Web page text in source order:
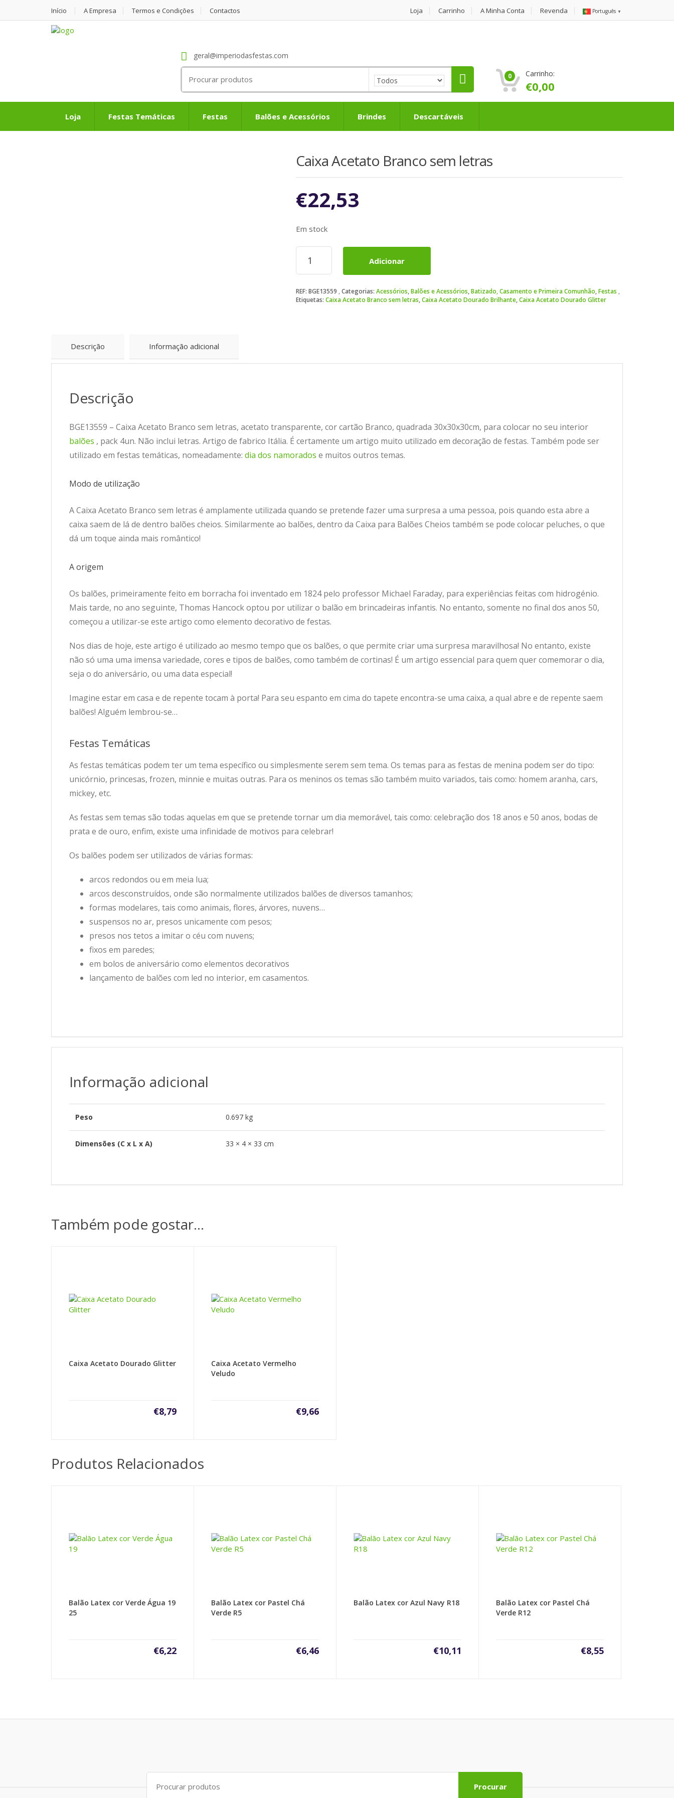
Início A Empresa Termos e Condições Contactos Loja Carrinho A Minha Conta Revenda Português ▼
geral@imperiodasfestas.com
for:
0 Carrinho:
€0,00
Loja Festas Temáticas Festas Balões e Acessórios Brindes Descartáveis
Caixa Acetato Branco sem letras
€22,53
Em stock
Quantidade
Caixa
Branco
sem
Adicionar
REF: BGE13559 Categorias: Acessórios,Balões e Acessórios,Batizado, Casamento e Primeira Comunhão,Festas
Etiquetas: Caixa Acetato Branco sem letras,Caixa Acetato Dourado Brilhante,Caixa Acetato Dourado Glitter
Descrição Informação adicional
Descrição
BGE13559 – Caixa Acetato Branco sem letras, acetato transparente, cor cartão Branco, quadrada 30x30x30cm, para colocar no seu interior
balões , pack 4un. Não inclui letras. Artigo de fabrico Itália. É certamente um artigo muito utilizado em decoração de festas. Também pode ser
utilizado em festas temáticas, nomeadamente: dia dos namorados e muitos outros temas.
Modo de utilização
A Caixa Acetato Branco sem letras é amplamente utilizada quando se pretende fazer uma surpresa a uma pessoa, pois quando esta abre a
caixa saem de lá de dentro balões cheios. Similarmente ao balões, dentro da Caixa para Balões Cheios também se pode colocar peluches, o que
dá um toque ainda mais romântico!
A origem
Os balões, primeiramente feito em borracha foi inventado em 1824 pelo professor Michael Faraday, para experiências feitas com hidrogénio.
Mais tarde, no ano seguinte, Thomas Hancock optou por utilizar o balão em brincadeiras infantis. No entanto, somente no final dos anos 50,
começou a utilizar-se este artigo como elemento decorativo de festas.
Nos dias de hoje, este artigo é utilizado ao mesmo tempo que os balões, o que permite criar uma surpresa maravilhosa! No entanto, existe
não só uma uma imensa variedade, cores e tipos de balões, como também de cortinas! É um artigo essencial para quem quer comemorar o dia,
seja o do aniversário, ou uma data especial!
Imagine estar em casa e de repente tocam à porta! Para seu espanto em cima do tapete encontra-se uma caixa, a qual abre e de repente saem
balões! Alguém lembrou-se…
Festas Temáticas
As festas temáticas podem ter um tema específico ou simplesmente serem sem tema. Os temas para as festas de menina podem ser do tipo:
unicórnio, princesas, frozen, minnie e muitas outras. Para os meninos os temas são também muito variados, tais como: homem aranha, cars,
mickey, etc.
As festas sem temas são todas aquelas em que se pretende tornar um dia memorável, tais como: celebração dos 18 anos e 50 anos, bodas de
prata e de ouro, enfim, existe uma infinidade de motivos para celebrar!
Os balões podem ser utilizados de várias formas:
arcos redondos ou em meia lua;
arcos desconstruídos, onde são normalmente utilizados balões de diversos tamanhos;
formas modelares, tais como animais, flores, árvores, nuvens…
suspensos no ar, presos unicamente com pesos;
presos nos tetos a imitar o céu com nuvens;
fixos em paredes;
em bolos de aniversário como elementos decorativos
lançamento de balões com led no interior, em casamentos.
Informação adicional
Peso 0.697 kg
Dimensões (C x L x A) 33 × 4 × 33 cm
Também pode gostar…
Caixa Acetato Dourado Glitter
€8,79
Caixa Acetato Vermelho
Veludo
€9,66
Produtos Relacionados
Balão Latex cor Verde Água 19
25
€6,22
Balão Latex cor Pastel Chá
Verde R5
€6,46
Balão Latex cor Azul Navy R18
€10,11
Balão Latex cor Pastel Chá
Verde R12
€8,55
Search
for:
Procurar